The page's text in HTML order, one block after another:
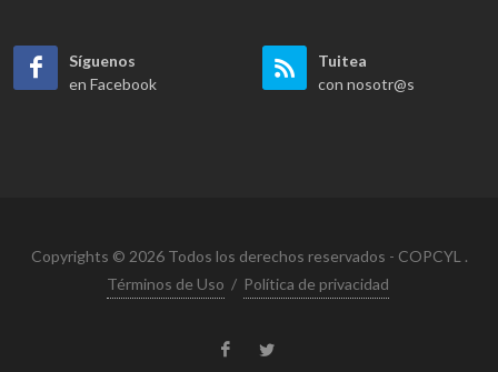
Síguenos
en Facebook
Tuitea
con nosotr@s
Copyrights © 2026 Todos los derechos reservados - COPCYL .
Términos de Uso / Política de privacidad